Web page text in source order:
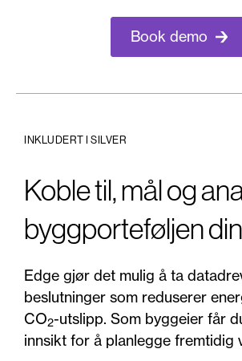
Book demo
INKLUDERT I SILVER
Koble til, mål og
byggporteføljen din
Edge gjør det mulig å ta
beslutninger som reduserer
CO2-utslipp. Som byggeier får
innsikt for å planlegge fremtidig